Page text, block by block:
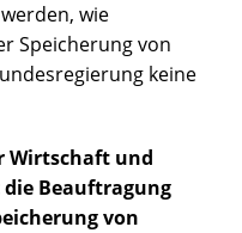
wie
Speicherung von
keine
Wirtschaft und
Beauftragung
von